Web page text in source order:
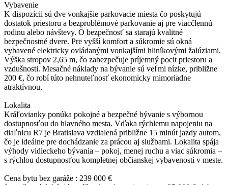
Vybavenie
K dispozícii sú dve vonkajšie parkovacie miesta čo poskytujú
dostatok priestoru a bezproblémové parkovanie aj pre viacčlennú
rodinu alebo návštevy. O bezpečnosť sa starajú kvalitné
bezpečnostné dvere. Pre vyšší komfort a súkromie sú okná
vybavené elektricky ovládanými vonkajšími hliníkovými žalúziami.
Výška stropov 2,65 m, čo zabezpečuje príjemný pocit priestoru a
vzdušnosti. Mesačné náklady na bývanie sú veľmi nízke, približne
200 €, čo robí túto nehnuteľnosť ekonomicky mimoriadne
atraktívnou.
Lokalita
Kráľovianky ponúka pokojné a bezpečné bývanie s výbornou
dostupnosťou do hlavného mesta. Vďaka rýchlemu napojeniu na
diaľnicu R7 je Bratislava vzdialená približne 15 minút jazdy autom,
čo je ideálne pre dochádzanie za prácou aj službami. Lokalita spája
výhody vidieckeho bývania – pokoj, menej ruchu a viac súkromia –
s rýchlou dostupnosťou kompletnej občianskej vybavenosti v meste.
Cena bytu bez garáže : 239 000 €